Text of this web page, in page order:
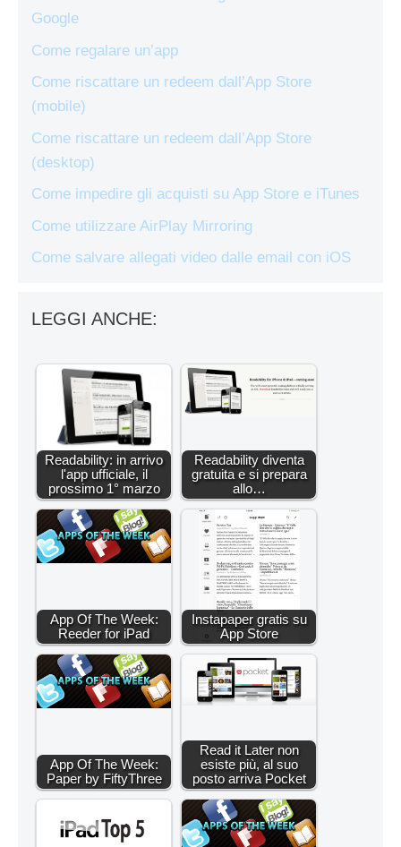
Google
Come regalare un’app
Come riscattare un redeem dall’App Store
(mobile)
Come riscattare un redeem dall’App Store
(desktop)
Come impedire gli acquisti su App Store e iTunes
Come utilizzare AirPlay Mirroring
Come salvare allegati video dalle email con iOS
LEGGI ANCHE:
Readability: in arrivo
l'app ufficiale, il
prossimo 1° marzo
Readability diventa
gratuita e si prepara
allo…
App Of The Week:
Reeder for iPad
Instapaper gratis su
App Store
App Of The Week:
Paper by FiftyThree
Read it Later non
esiste più, al suo
posto arriva Pocket